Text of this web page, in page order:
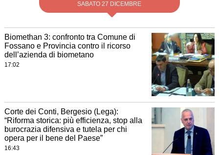
SABATO 27 DICEMBRE
Biomethan 3: confronto tra Comune di
Fossano e Provincia contro il ricorso
dell’azienda di biometano
17:02
Corte dei Conti, Bergesio (Lega):
“Riforma storica: più efficienza, stop alla
burocrazia difensiva e tutela per chi
opera per il bene del Paese”
16:43